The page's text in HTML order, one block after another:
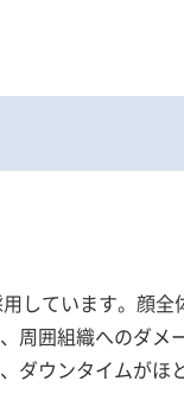
しています。顔全
周囲組織へのダメ
ダウンタイムがほ